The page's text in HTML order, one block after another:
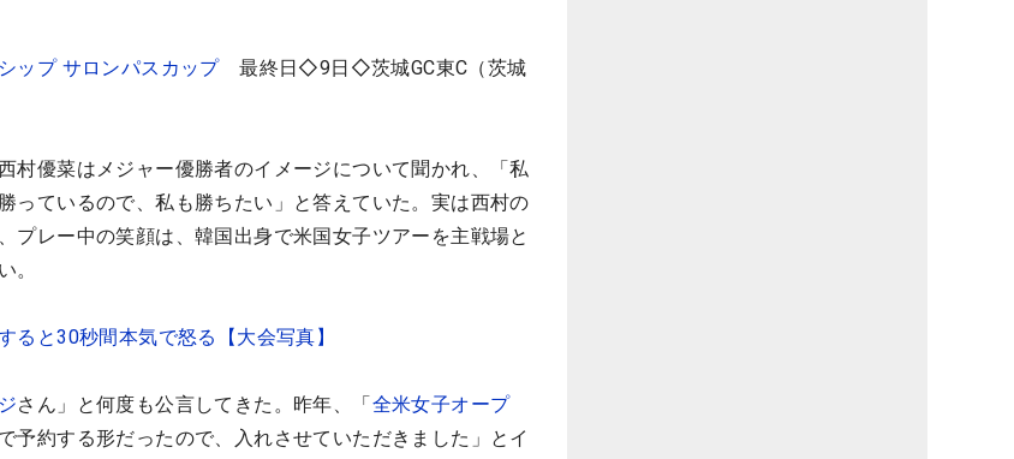
ップ サロンパスカップ最終日◇9日◇茨城GC東C（茨城
村優菜はメジャー優勝者のイメージについて聞かれ、「私
っているので、私も勝ちたい」と答えていた。実は西村の
プレー中の笑顔は、韓国出身で米国女子ツアーを主戦場と
。
ると30秒間本気で怒る【大会写真】
さん」と何度も公言してきた。昨年、「全米女子オープ
予約する形だったので、入れさせていただきました」とイ